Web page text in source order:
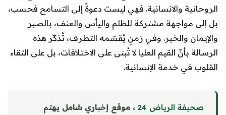
الروحانية والانسانية. فهي ليست دعوةً إلى التسامح فحسب،
بل إلى مواجهة مشتركة للظلم واليأس والعنف، بالصبر
والإيمان والخير. وفي زمنٍ يُقسّمه التطرف، تُذكّر هذه
الرسالة بأنّ القيم العليا لا تُبنى على الاختلافات، بل على التقاء
القلوب في خدمة الإنسانية.
صحيفة الرياض 24
، موقع إخباري شامل يهتم